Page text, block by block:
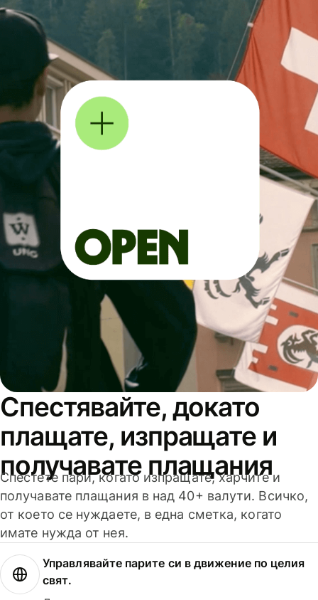
Спестявайте, докато
плащате, изпращате и
получавате плащания
Спестете пари, когато изпращате, харчите и
получавате плащания в над 40+ валути. Всичко,
от което се нуждаете, в една сметка, когато
имате нужда от нея.
Управлявайте парите си в движение по целия
свят.